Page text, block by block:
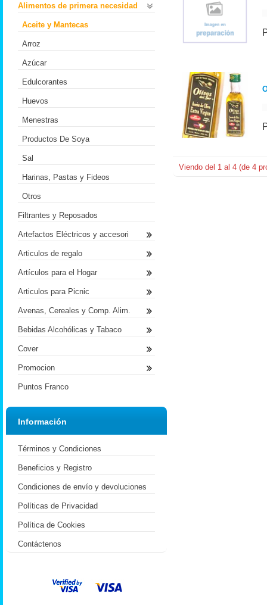
Viendo del 1 al 4 (de 4
Alimentos de primera necesidad
Aceite y Mantecas
Arroz
Azúcar
Edulcorantes
Huevos
Menestras
Productos De Soya
Sal
Harinas, Pastas y Fideos
Otros
Filtrantes y Reposados
Artefactos Eléctricos y accesori
Articulos de regalo
Artículos para el Hogar
Articulos para Picnic
Avenas, Cereales y Comp. Alim.
Bebidas Alcohólicas y Tabaco
Cover
Promocion
Puntos Franco
Información
Términos y Condiciones
Beneficios y Registro
Condiciones de envío y devoluciones
Políticas de Privacidad
Política de Cookies
Contáctenos